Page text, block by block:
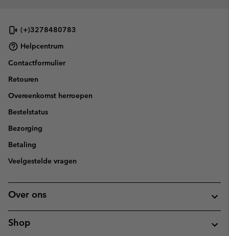
(+)3278480783
Helpcentrum
Contactformulier
Retouren
Overeenkomst herroepen
Bestelstatus
Bezorging
Betaling
Veelgestelde vragen
Over ons
Shop